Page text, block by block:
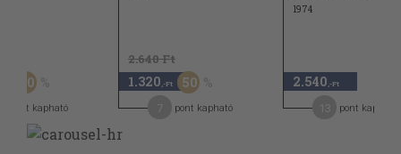
50
pont kapható
2.640 Ft
1.320 ,-Ft 50
pont kapható
1974
2.540 ,-Ft
pont kapható